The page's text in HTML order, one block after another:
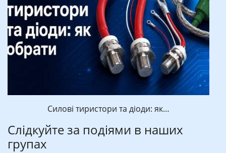
Силові тиристори та діоди: як…
Слідкуйте за подіями в наших
групах